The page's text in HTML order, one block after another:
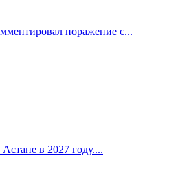
поражение с...
в 2027 году....